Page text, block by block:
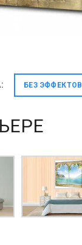
БЕЗ ЭФФЕКТОВ